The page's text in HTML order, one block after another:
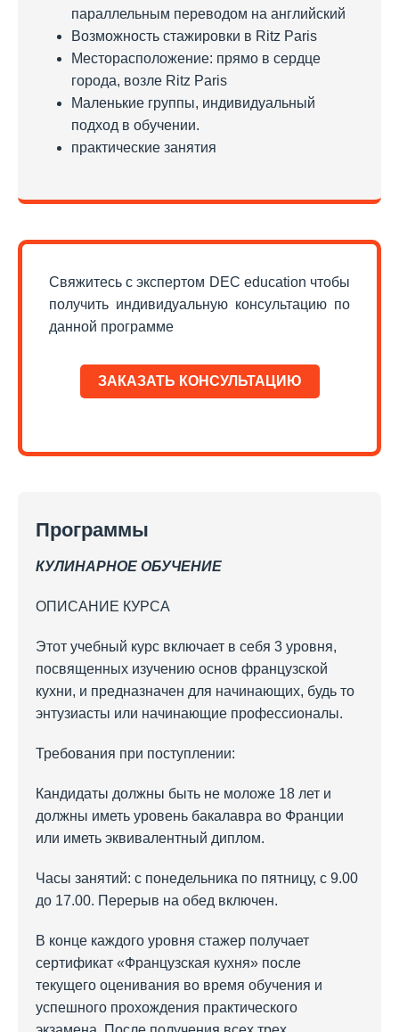
параллельным переводом на английский
Возможность стажировки в Ritz Paris
Месторасположение: прямо в сердце
города, возле Ritz Paris
Маленькие группы, индивидуальный
подход в обучении.
практические занятия
Свяжитесь с экспертом DEC education чтобы
получить индивидуальную консультацию по
данной программе
ЗАКАЗАТЬ КОНСУЛЬТАЦИЮ
Программы
КУЛИНАРНОЕ ОБУЧЕНИЕ
ОПИСАНИЕ КУРСА
Этот учебный курс включает в себя 3 уровня,
посвященных изучению основ французской
кухни, и предназначен для начинающих, будь то
энтузиасты или начинающие профессионалы.
Требования при поступлении:
Кандидаты должны быть не моложе 18 лет и
должны иметь уровень бакалавра во Франции
или иметь эквивалентный диплом.
Часы занятий: с понедельника по пятницу, с 9.00
до 17.00. Перерыв на обед включен.
В конце каждого уровня стажер получает
сертификат «Французская кухня» после
текущего оценивания во время обучения и
успешного прохождения практического